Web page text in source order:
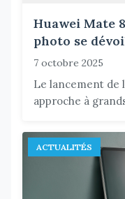
Huawei Mate
photo se
7 octobre 2025
Le lancement de
approche à
ACTUALITÉS